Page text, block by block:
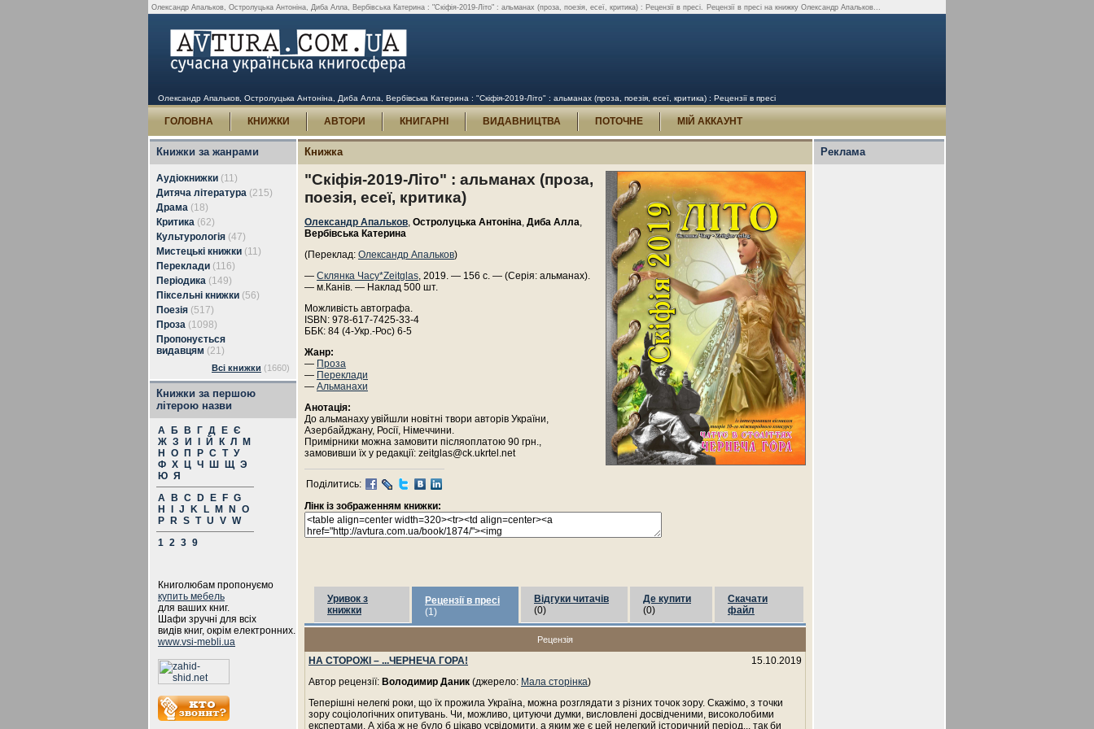
Олександр Апальков, Остролуцька Антоніна, Диба Алла, Вербівська Катерина : "Скіфія-2019-Літо" : альманах (проза, поезія, есеї, критика) : Рецензії в пресі. Рецензії в пресі на книжку Олександр Апальков...
Олександр Апальков, Остролуцька Антоніна, Диба Алла, Вербівська Катерина : "Скіфія-2019-Літо" : альманах (проза, поезія, есеї, критика) : Рецензії в пресі
ГОЛОВНА КНИЖКИ АВТОРИ КНИГАРНІ ВИДАВНИЦТВА ПОТОЧНЕ МІЙ АККАУНТ
Книжки за жанрами
Аудіокнижки (11)
Дитяча література (215)
Драма (18)
Критика (62)
Культурологія (47)
Мистецькі книжки (11)
Переклади (116)
Періодика (149)
Піксельні книжки (56)
Поезія (517)
Проза (1098)
Пропонується
видавцям (21)
Всі книжки (1660)
Книжки за першою
літерою назви
А Б В Г Д Е Є
Ж З И Й К Л
М
Н
О П Р С Т У
Ф Х Ц Ч Ш Щ Э
Ю Я
A
B C D E F G
H
J K L M N
O
P
R S T U V W
1 2 3 9
Книголюбам пропонуємо
купить мебель
для ваших книг.
Шафи зручні для всіх
видів книг, окрім електронних.
www.vsi-mebli.ua
Книжка
"Скіфія-2019-Літо" : альманах (проза,
поезія, есеї, критика)
Олександр Апальков, Остролуцька Антоніна, Диба Алла,
Вербівська Катерина
(Переклад: Олександр Апальков)
— Склянка Часу*Zeitglas, 2019. — 156 с. — (Серія: альманах).
— м.Канів. — Наклад 500 шт.
Можливість автографа.
ISBN: 978-617-7425-33-4
ББК: 84 (4-Укр.-Рос) 6-5
Жанр:
— Проза
— Переклади
— Альманахи
Анотація:
До альманаху увійшли новітні твори авторів України,
Азербайджану, Росії, Німеччини.
Примірники можна замовити післяоплатою 90 грн.,
замовивши їх у редакції: zeitglas@ck.ukrtel.net
Поділитись:
Лінк із зображенням книжки:
Уривок з
книжки
Рецензії в пресі
(1)
Відгуки читачів
(0)
Де купити
(0)
Скачати
файл
Рецензія
15.10.2019
НА СТОРОЖІ – ...ЧЕРНЕЧА ГОРА!
Автор рецензії: Володимир Даник (джерело: Мала сторінка)
Теперішні нелегкі роки, що їх прожила Україна, можна розглядати з різних точок зору. Скажімо, з точки
зору соціологічних опитувань. Чи, можливо, цитуючи думки, висловлені досвідченими, високолобими
експертами. А хіба ж не було б цікаво усвідомити, а яким же є цей нелегкий історичний період... так би
Реклама